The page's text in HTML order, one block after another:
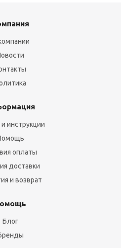
инструкции
оплаты
доставки
и возврат
Блог